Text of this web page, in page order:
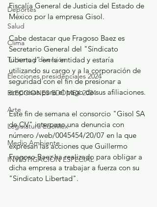
Deportes
Salud
Clima
Turismo y diversión
Elecciones presidenciales 2024
ELECCIONES EDOMEX 2024
Arte
Legislatura EdoMéx
Medio Ambiente
INVESTIGACIÓN ESPECIAL
Fiscalía General de Justicia del Estado de
México por la empresa Gisol.
Cabe destacar que Fragoso Baez es
Secretario General del "Sindicato
Libertad” en la entidad y estaría
utilizando su cargo y a la corporación de
seguridad con el fin de presionar a
empresas para el pago de sus afiliaciones.
Este fin de semana el consorcio "Gisol SA
de CV" interpuso una denuncia con
número /web/0045454/20/07 en la que
expresan las acciones que Guillermo
Fragoso Baez ha realizado para obligar a
dicha empresa a trabajar a fuerza con su
"Sindicato Libertad".